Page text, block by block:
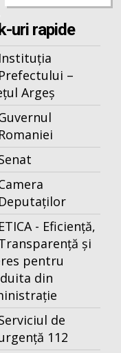
uri rapide
Instituția
Prefectului –
Argeș
Romaniei
Deputaților
ETICA - Eficiență,
și
pentru
din
de
112